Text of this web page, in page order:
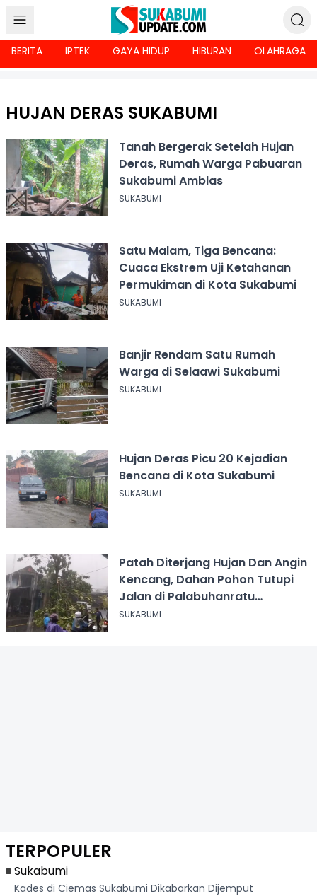
BERITA IPTEK GAYA HIDUP HIBURAN OLAHRAGA
HUJAN DERAS SUKABUMI
Tanah Bergerak Setelah Hujan
Deras, Rumah Warga Pabuaran
Sukabumi Amblas
SUKABUMI
Satu Malam, Tiga Bencana:
Cuaca Ekstrem Uji Ketahanan
Permukiman di Kota Sukabumi
SUKABUMI
Banjir Rendam Satu Rumah
Warga di Selaawi Sukabumi
SUKABUMI
Hujan Deras Picu 20 Kejadian
Bencana di Kota Sukabumi
SUKABUMI
Patah Diterjang Hujan Dan Angin
Kencang, Dahan Pohon Tutupi
Jalan di Palabuhanratu
Sukabumi
SUKABUMI
TERPOPULER
Sukabumi
Kades di Ciemas Sukabumi Dikabarkan Dijemput